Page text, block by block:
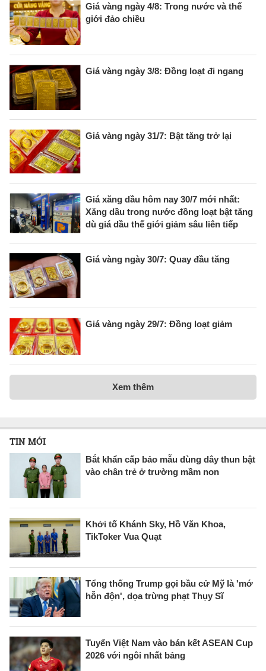
Giá vàng ngày 4/8: Trong nước và thế
giới đảo chiều
Giá vàng ngày 3/8: Đồng loạt đi ngang
Giá vàng ngày 31/7: Bật tăng trở lại
Giá xăng dầu hôm nay 30/7 mới nhất:
Xăng dầu trong nước đồng loạt bật tăng
dù giá dầu thế giới giảm sâu liên tiếp
Giá vàng ngày 30/7: Quay đầu tăng
Giá vàng ngày 29/7: Đồng loạt giảm
Xem thêm
TIN MỚI
Bắt khẩn cấp bảo mẫu dùng dây thun bật
vào chân trẻ ở trường mầm non
Khởi tố Khánh Sky, Hồ Văn Khoa,
TikToker Vua Quạt
Tổng thống Trump gọi bầu cử Mỹ là 'mớ
hỗn độn', dọa trừng phạt Thụy Sĩ
Tuyển Việt Nam vào bán kết ASEAN Cup
2026 với ngôi nhất bảng